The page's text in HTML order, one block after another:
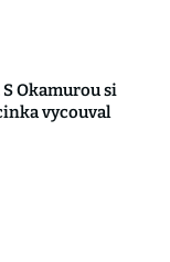
Okamurou si
vycouval